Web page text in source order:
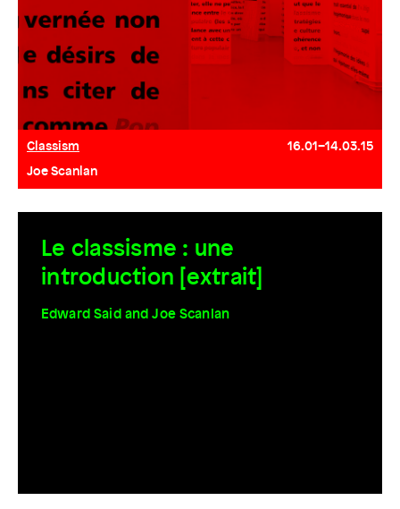
Classism
16.01–14.03.15
Joe Scanlan
Le classisme : une
introduction [extrait]
Edward Said and Joe Scanlan